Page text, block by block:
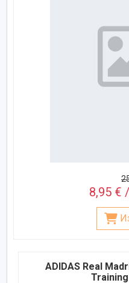
8,95 €
ADIDAS Real